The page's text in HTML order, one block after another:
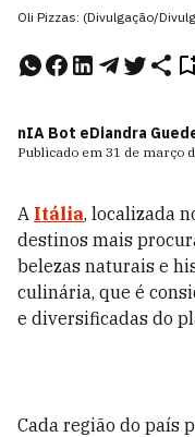
Oli Pizzas: (Divulgação/
nIA Bot eDiandra
Publicado em 31 de março
A Itália, localizada
destinos mais
belezas naturais e
culinária, que é
e diversificadas do
Cada região do país